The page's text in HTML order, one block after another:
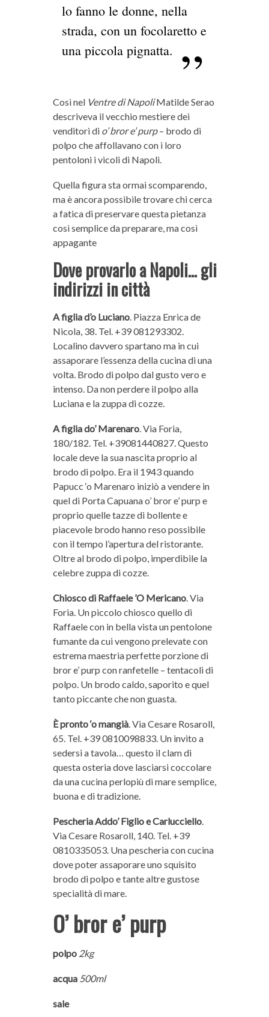
lo fanno le donne, nella
strada, con un focolaretto e
una piccola pignatta.
Così nel Ventre di NapoliMatilde Serao
descriveva il vecchio mestiere dei
venditori di o’ bror e’ purp– brodo di
polpo che affollavano con i loro
pentoloni i vicoli di Napoli.
Quella figura sta ormai scomparendo,
ma è ancora possibile trovare chi cerca
a fatica di preservare questa pietanza
così semplice da preparare, ma così
appagante
Dove provarlo a Napoli… gli
indirizzi in città
A figlia d’o Luciano. Piazza Enrica de
Nicola, 38. Tel. +39 081293302.
Localino davvero spartano ma in cui
assaporare l’essenza della cucina di una
volta. Brodo di polpo dal gusto vero e
intenso. Da non perdere il polpo alla
Luciana e la zuppa di cozze.
A figlia do’ Marenaro. Via Foria,
180/182. Tel. +39081440827. Questo
locale deve la sua nascita proprio al
brodo di polpo. Era il 1943 quando
Papucc ‘o Marenaro iniziò a vendere in
quel di Porta Capuana o’ bror e’ purp e
proprio quelle tazze di bollente e
piacevole brodo hanno reso possibile
con il tempo l’apertura del ristorante.
Oltre al brodo di polpo, imperdibile la
celebre zuppa di cozze.
Chiosco di Raffaele ’O Mericano. Via
Foria. Un piccolo chiosco quello di
Raffaele con in bella vista un pentolone
fumante da cui vengono prelevate con
estrema maestria perfette porzione di
bror e’ purp con ranfetelle – tentacoli di
polpo. Un brodo caldo, saporito e quel
tanto piccante che non guasta.
È pronto ‘o mangià. Via Cesare Rosaroll,
65. Tel. +39 0810098833. Un invito a
sedersi a tavola… questo il clam di
questa osteria dove lasciarsi coccolare
da una cucina perlopiù di mare semplice,
buona e di tradizione.
Pescheria Addo’ Figlio e Carlucciello.
Via Cesare Rosaroll, 140. Tel. +39
0810335053. Una pescheria con cucina
dove poter assaporare uno squisito
brodo di polpo e tante altre gustose
specialità di mare.
O’ bror e’ purp
polpo 2kg
acqua 500ml
sale